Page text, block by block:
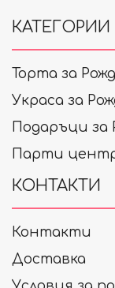
КАТЕГОРИИ
Торта за
Украса за
Подаръци за
Парти
КОНТАКТИ
Контакти
Доставка